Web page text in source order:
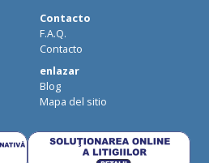
Contacto
F.A.Q.
Contacto
enlazar
Blog
Mapa del sitio